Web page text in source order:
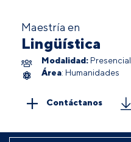
Maestría en
Lingüística
Modalidad: Presencial
Área: Humanidades
Contáctanos